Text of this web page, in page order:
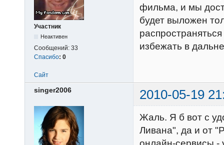
Участник
Неактивен
Сообщений: 33
Спасибо: 0
фильма, и мы
будет выложен
избежать в
Сайт
singer2006 2010-05-19
Жаль. Я б вот с
Ливана", да и от